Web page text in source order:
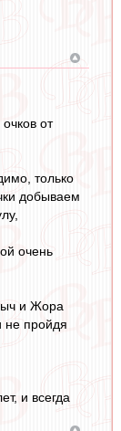
от
только
добываем
очень
и Жора
не пройдя
и всегда